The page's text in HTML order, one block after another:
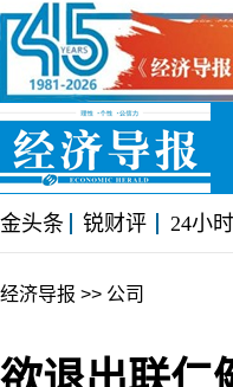
金头条 锐财评 24小时
经济导报 >> 公司